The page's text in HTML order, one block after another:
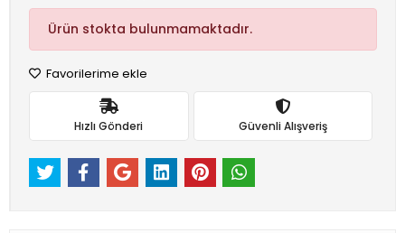
Ürün stokta bulunmamaktadır.
Favorilerime ekle
Hızlı Gönderi Güvenli Alışveriş